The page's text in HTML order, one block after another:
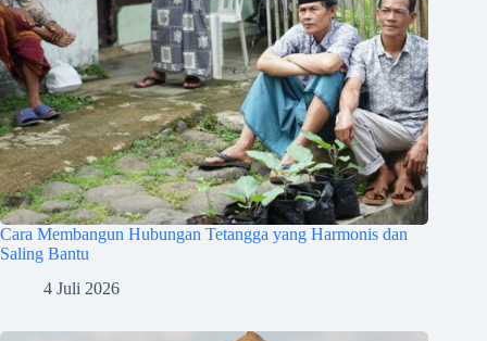
Cara Membangun Hubungan Tetangga yang Harmonis dan
Saling Bantu
4 Juli 2026